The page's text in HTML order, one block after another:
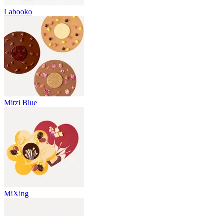
Labooko
Mitzi Blue
MiXing